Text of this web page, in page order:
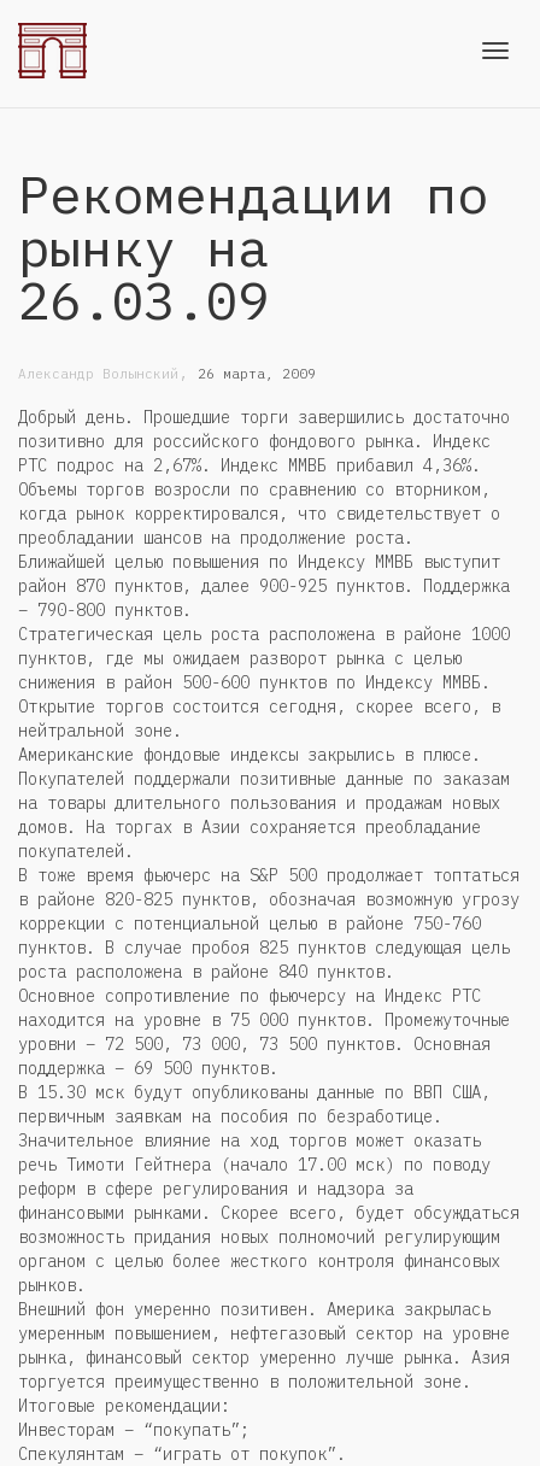
Рекомендации по
рынку на
26.03.09
Александр Волынский , 26 марта, 2009
Добрый день. Прошедшие торги завершились достаточно
позитивно для российского фондового рынка. Индекс
РТС подрос на 2,67%. Индекс ММВБ прибавил 4,36%.
Объемы торгов возросли по сравнению со вторником,
когда рынок корректировался, что свидетельствует о
преобладании шансов на продолжение роста.
Ближайшей целью повышения по Индексу ММВБ выступит
район 870 пунктов, далее 900-925 пунктов. Поддержка
– 790-800 пунктов.
Стратегическая цель роста расположена в районе 1000
пунктов, где мы ожидаем разворот рынка с целью
снижения в район 500-600 пунктов по Индексу ММВБ.
Открытие торгов состоится сегодня, скорее всего, в
нейтральной зоне.
Американские фондовые индексы закрылись в плюсе.
Покупателей поддержали позитивные данные по заказам
на товары длительного пользования и продажам новых
домов. На торгах в Азии сохраняется преобладание
покупателей.
В тоже время фьючерс на S&P 500 продолжает топтаться
в районе 820-825 пунктов, обозначая возможную угрозу
коррекции с потенциальной целью в районе 750-760
пунктов. В случае пробоя 825 пунктов следующая цель
роста расположена в районе 840 пунктов.
Основное сопротивление по фьючерсу на Индекс РТС
находится на уровне в 75 000 пунктов. Промежуточные
уровни – 72 500, 73 000, 73 500 пунктов. Основная
поддержка – 69 500 пунктов.
В 15.30 мск будут опубликованы данные по ВВП США,
первичным заявкам на пособия по безработице.
Значительное влияние на ход торгов может оказать
речь Тимоти Гейтнера (начало 17.00 мск) по поводу
реформ в сфере регулирования и надзора за
финансовыми рынками. Скорее всего, будет обсуждаться
возможность придания новых полномочий регулирующим
органом с целью более жесткого контроля финансовых
рынков.
Внешний фон умеренно позитивен. Америка закрылась
умеренным повышением, нефтегазовый сектор на уровне
рынка, финансовый сектор умеренно лучше рынка. Азия
торгуется преимущественно в положительной зоне.
Итоговые рекомендации:
Инвесторам – “покупать”;
Спекулянтам – “играть от покупок”.